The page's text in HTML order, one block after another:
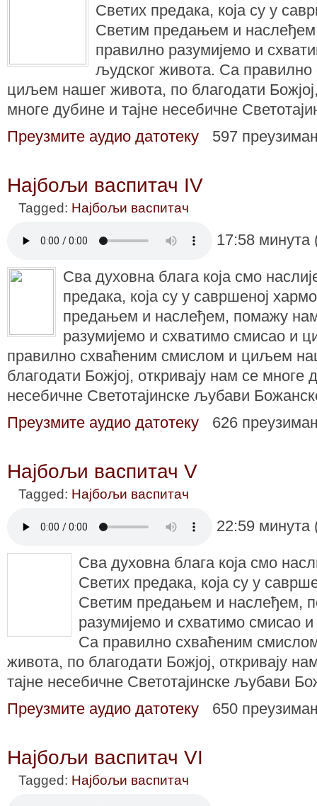
Светих предака, која су у
Светим предањем и
правилно разумијемо и
људског живота. Са
циљем нашег живота, по благодати
многе дубине и тајне несебичне
Преузмите аудио датотеку
597
Најбољи васпитач IV
Tagged: Најбољи васпитач
17:58
Сва духовна блага која смо
предака, која су у савршеној
предањем и наслеђем, помажу
разумијемо и схватимо смисао и
правилно схваћеним смислом и циљем
благодати Божјој, откривају нам се многе
несебичне Светотајинске љубави
Преузмите аудио датотеку
626
Најбољи васпитач V
Tagged: Најбољи васпитач
22:59
Сва духовна блага која смо
Светих предака, која су у
Светим предањем и наслеђем,
разумијемо и схватимо смисао
Са правилно схваћеним
живота, по благодати Божјој, откривају
тајне несебичне Светотајинске љубави
Преузмите аудио датотеку
650
Најбољи васпитач VI
Tagged: Најбољи васпитач